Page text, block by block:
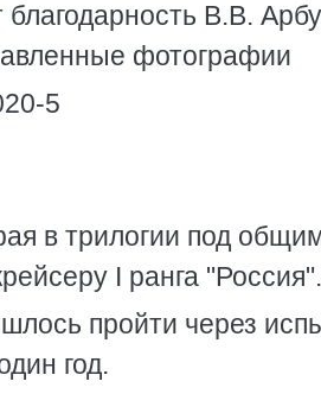
благодарность В.В.
фотографии
5
в трилогии под
I ранга "Россия".
пройти через
год.